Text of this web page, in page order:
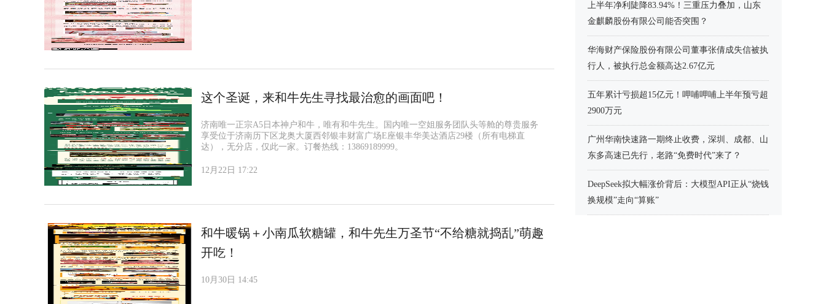
这个圣诞，来和牛先生寻找最治愈的画面吧！
济南唯一正宗A5日本神户和牛，唯有和牛先生。国内唯一空姐服务团队头等舱的尊贵服务
享受位于济南历下区龙奥大厦西邻银丰财富广场E座银丰华美达酒店29楼（所有电梯直
达），无分店，仅此一家。订餐热线：13869189999。
12月22日 17:22
和牛暖锅＋小南瓜软糖罐，和牛先生万圣节“不给糖就捣乱”萌趣
开吃！
10月30日 14:45
上半年净利陡降83.94%！三重压力叠加，山东
金麒麟股份有限公司能否突围？
华海财产保险股份有限公司董事张倩成失信被执
行人，被执行总金额高达2.67亿元
五年累计亏损超15亿元！呷哺呷哺上半年预亏超
2900万元
广州华南快速路一期终止收费，深圳、成都、山
东多高速已先行，老路“免费时代”来了？
DeepSeek拟大幅涨价背后：大模型API正从“烧钱
换规模”走向“算账”